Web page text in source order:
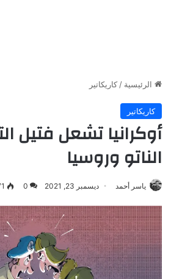
الرئيسية / كاريكاتير
كاريكاتير
أوكرانيا تشعل فتيل
الناتو وروسيا
ياسر أحمد ديسمبر 23, 2021 0